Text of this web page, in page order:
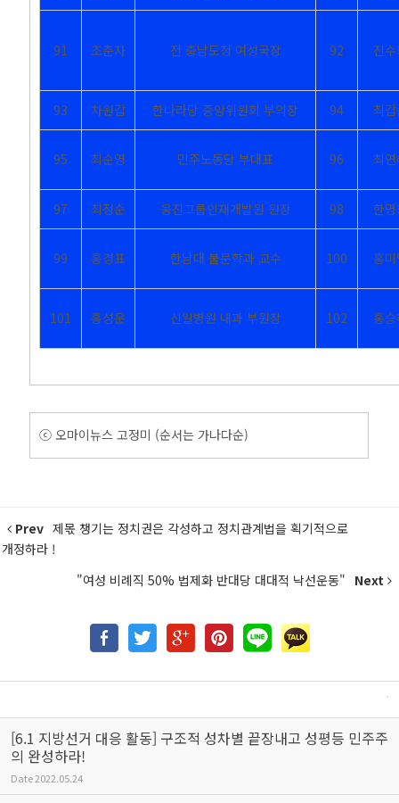
91 조춘자 전 충남도청 여성국장 92 진
93 차원갑 한나라당 중앙위원회 부의장 94 최
95 최순영 민주노동당 부대표 96 최
97 최정순 웅진그룹인재개발원 원장 98 한
99 홍경표 한남대 불문학과 교수 100 홍
101 홍성운 신일병원 내과 부원장 102 홍
ⓒ 오마이뉴스 고정미 (순서는 가나다순)
Prev 제몫 챙기는 정치권은 각성하고 정치관계법을 획기적으로
개정하라 !
"여성 비례직 50% 법제화 반대당 대대적 낙선운동" Next
[6.1 지방선거 대응 활동] 구조적 성차별 끝장내고 성평등 민주주
의 완성하라!
Date2022.05.24